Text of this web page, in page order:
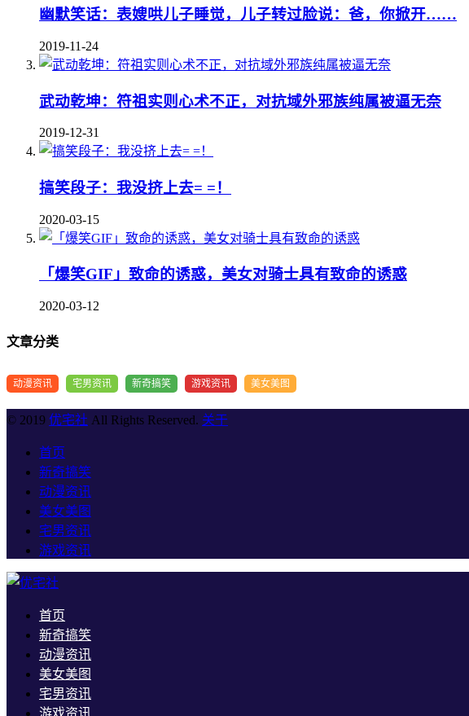
幽默笑话：表嫂哄儿子睡觉，儿子转过脸说：爸，你掀开……
2019-11-24
武动乾坤：符祖实则心术不正，对抗域外邪族纯属被逼无奈
2019-12-31
搞笑段子：我没挤上去= =！
2020-03-15
「爆笑GIF」致命的诱惑，美女对骑士具有致命的诱惑
2020-03-12
文章分类
动漫资讯 宅男资讯 新奇搞笑 游戏资讯 美女美图
© 2019 优宅社 All Rights Reserved. 关于
首页
新奇搞笑
动漫资讯
美女美图
宅男资讯
游戏资讯
首页
新奇搞笑
动漫资讯
美女美图
宅男资讯
游戏资讯